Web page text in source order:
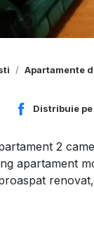
Apartamente
Distribuie pe
2
apartament